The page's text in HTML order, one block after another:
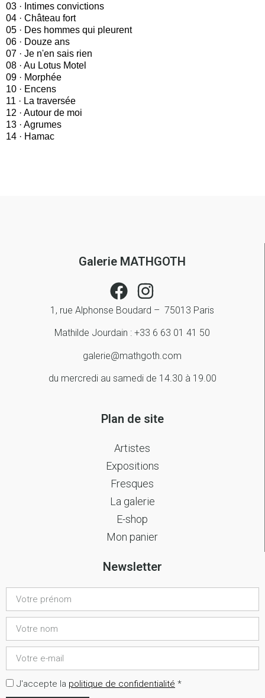
03 · Intimes convictions
04 · Château fort
05 · Des hommes qui pleurent
06 · Douze ans
07 · Je n'en sais rien
08 · Au Lotus Motel
09 · Morphée
10 · Encens
11 · La traversée
12 · Autour de moi
13 · Agrumes
14 · Hamac
Galerie MATHGOTH
1, rue Alphonse Boudard – 75013 Paris
Mathilde Jourdain : +33 6 63 01 41 50
galerie@mathgoth.com
du mercredi au samedi de 14.30 à 19.00
Plan de site
Artistes
Expositions
Fresques
La galerie
E-shop
Mon panier
Newsletter
J'accepte la politique de confidentialité *